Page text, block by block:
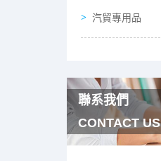
汽貿專用品
聯系我們
CONTACT US